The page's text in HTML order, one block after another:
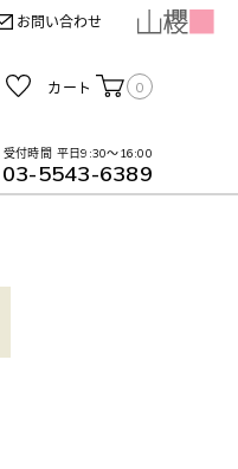
お問い合わせ
カート 0
受付時間 平日9:30～16:00
03-5543-6389